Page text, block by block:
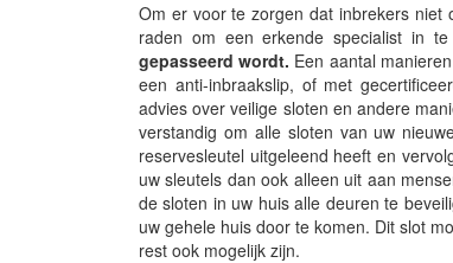
Om er voor te zorgen dat inbrekers niet
raden om een erkende specialist in te
gepasseerd wordt. Een aantal
een anti-inbraakslip, of met
advies over veilige sloten en andere
verstandig om alle sloten van uw
reservesleutel uitgeleend heeft en
uw sleutels dan ook alleen uit aan
de sloten in uw huis alle deuren te
uw gehele huis door te komen. Dit slot
rest ook mogelijk zijn.